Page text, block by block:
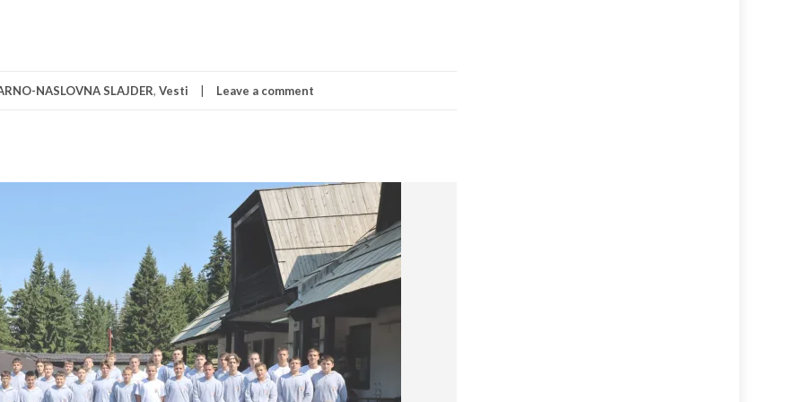
NASLOVNA SLAJDER, Vesti Leave a comment